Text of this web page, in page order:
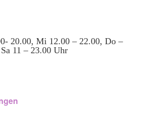
20.00, Mi 12.00 – 22.00, Do –
Sa 11 – 23.00 Uhr